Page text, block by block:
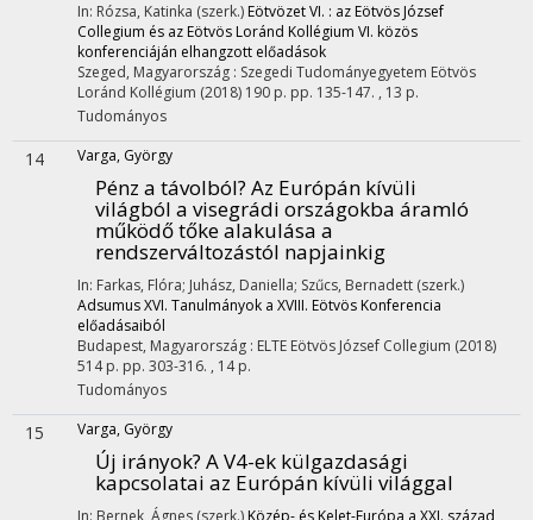
In: Rózsa, Katinka (szerk.) Eötvözet VI. : az Eötvös József
Collegium és az Eötvös Loránd Kollégium VI. közös
konferenciáján elhangzott előadások
Szeged, Magyarország : Szegedi Tudományegyetem Eötvös
Loránd Kollégium (2018) 190 p. pp. 135-147. , 13 p.
Tudományos
14 Varga, György
Pénz a távolból? Az Európán kívüli
világból a visegrádi országokba áramló
működő tőke alakulása a
rendszerváltozástól napjainkig
In: Farkas, Flóra; Juhász, Daniella; Szűcs, Bernadett (szerk.)
Adsumus XVI. Tanulmányok a XVIII. Eötvös Konferencia
előadásaiból
Budapest, Magyarország : ELTE Eötvös József Collegium (2018)
514 p. pp. 303-316. , 14 p.
Tudományos
15 Varga, György
Új irányok? A V4-ek külgazdasági
kapcsolatai az Európán kívüli világgal
In: Bernek, Ágnes (szerk.) Közép- és Kelet-Európa a XXI. század